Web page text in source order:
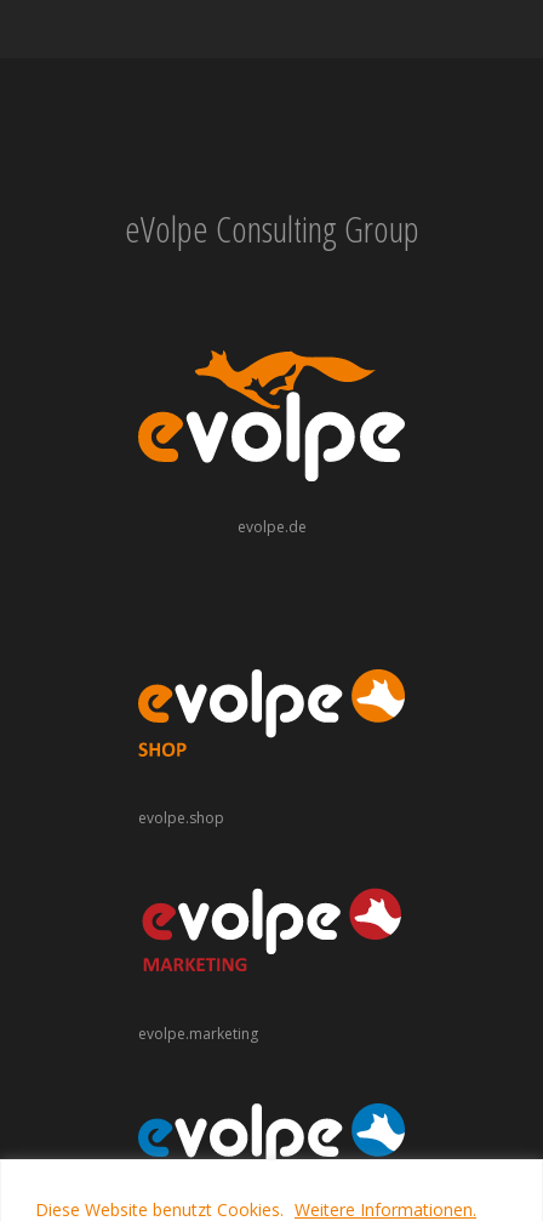
Diese Website benutzt Cookies. Weitere Informationen.
eVolpe Consulting Group
evolpe.de
evolpe.shop
evolpe.marketing